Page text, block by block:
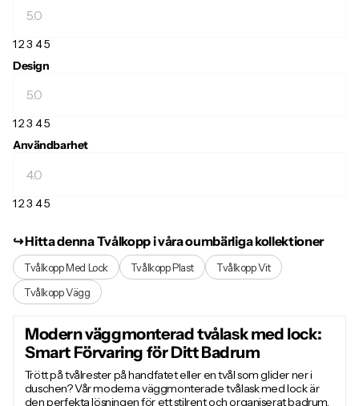
123 45
Design
123 45
Användbarhet
123 45
↪︎ Hitta denna Tvålkopp i våra oumbärliga kollektioner
Tvålkopp Med Lock Tvålkopp Plast
Tvålkopp Vit
Tvålkopp Vägg
Modern väggmonterad tvålask med lock:
Smart Förvaring för Ditt Badrum
Trött på tvålrester på handfatet eller en tvål som glider ner i
duschen? Vår moderna väggmonterade tvålask med lock är
den perfekta lösningen för ett stilrent och organiserat badrum.